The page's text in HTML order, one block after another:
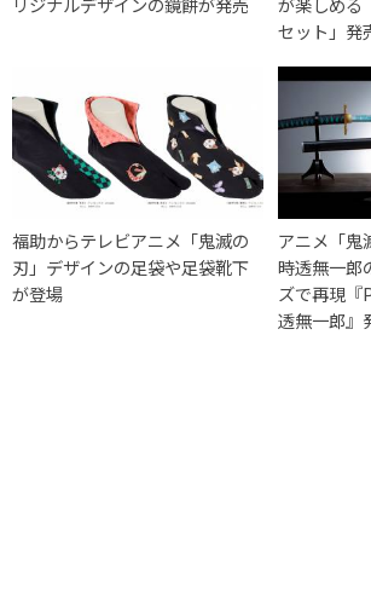
セット」発
福助からテレビアニメ「鬼滅の
刃」デザインの足袋や足袋靴下
が登場
アニメ「鬼
時透無一郎
ズで再現『
透無一郎』